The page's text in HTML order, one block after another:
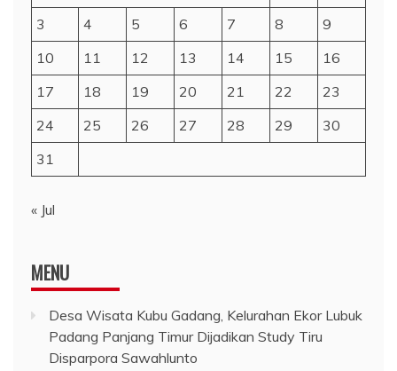
3
4 5 6 7 8
9
10
11 12 13 14 15
16
17
18 19 20 21 22
23
24
25 26 27 28 29
30
31
« Jul
MENU
Desa Wisata Kubu Gadang, Kelurahan Ekor Lubuk
Padang Panjang Timur Dijadikan Study Tiru
Disparpora Sawahlunto